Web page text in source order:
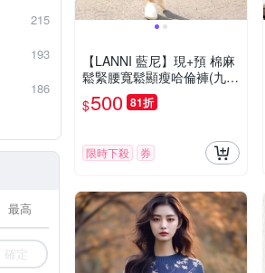
215
193
186
確定
【LANNI 藍尼】現+預 棉麻
鬆緊腰寬鬆顯瘦哈倫褲(九分
褲/休閒褲/百搭)
$500 81折
限時下殺 券